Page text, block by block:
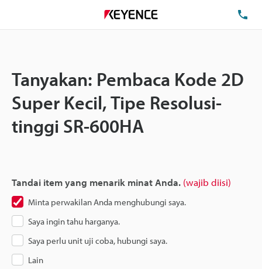
Tanyakan: Pembaca Kode 2D
Super Kecil, Tipe Resolusi-
tinggi SR-600HA
Tandai item yang menarik minat Anda. (wajib diisi)
Minta perwakilan Anda menghubungi saya.
Saya ingin tahu harganya.
Saya perlu unit uji coba, hubungi saya.
Lain